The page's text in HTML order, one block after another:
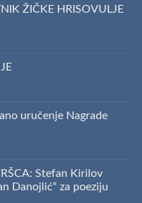
ŽIČKE HRISOVULJE
uručenje Nagrade
Stefan Kirilov
Danojlić“ za poeziju